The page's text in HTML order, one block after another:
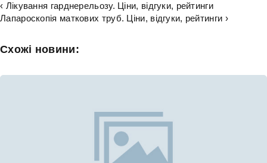
‹ Лікування гарднерельозу. Ціни, відгуки, рейтинги
Лапароскопія маткових труб. Ціни, відгуки, рейтинги ›
Схожі новини: